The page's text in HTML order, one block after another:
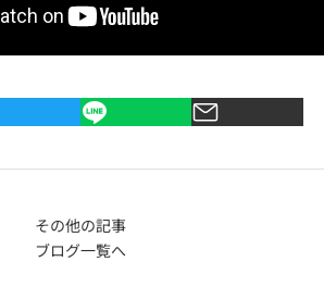
その他の記事
ブログ一覧へ